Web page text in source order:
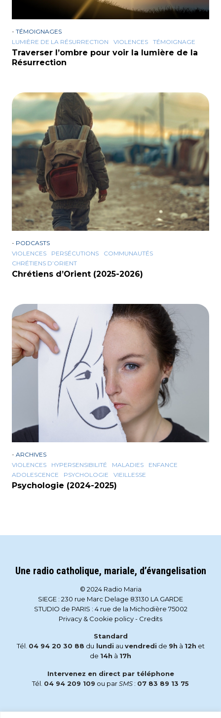
- TÉMOIGNAGES
LUMIÈRE DE LA RÉSURRECTION
VIOLENCES TÉMOIGNAGE
Traverser l’ombre pour voir la lumière de la
Résurrection
- PODCASTS
VIOLENCES
PERSÉCUTIONS
COMMUNAUTÉS
CHRÉTIENS D’ORIENT
Chrétiens d’Orient (2025-2026)
- ARCHIVES
VIOLENCES
HYPERSENSIBILITÉ MALADIES
ENFANCE
ADOLESCENCE
PSYCHOLOGIE VIEILLESSE
Psychologie (2024-2025)
Une radio catholique, mariale, d’évangelisation
© 2024 Radio Maria
SIEGE : 230 rue Marc Delage 83130 LA GARDE
STUDIO de PARIS : 4 rue de la Michodière 75002
Privacy & Cookie policy- Credits
Standard
Tél. 04 94 20 30 88 du lundi au vendredi de 9h à 12h et
de 14h à 17h
Intervenez en direct par téléphone
Tél. 04 94 209 109 ou parSMS : 07 83 89 13 75